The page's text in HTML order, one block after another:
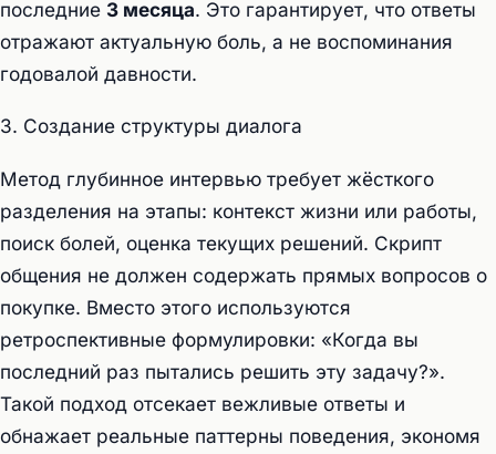
последние 3 месяца. Это гарантирует, что ответы
отражают актуальную боль, а не воспоминания
годовалой давности.
3. Создание структуры диалога
Метод глубинное интервью требует жёсткого
разделения на этапы: контекст жизни или работы,
поиск болей, оценка текущих решений. Скрипт
общения не должен содержать прямых вопросов о
покупке. Вместо этого используются
ретроспективные формулировки: «Когда вы
последний раз пытались решить эту задачу?».
Такой подход отсекает вежливые ответы и
обнажает реальные паттерны поведения, экономя